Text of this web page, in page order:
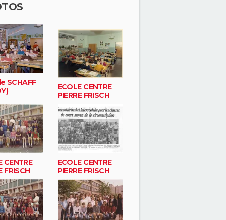
SCHAFF
ECOLE CENTRE
PIERRE FRISCH
CENTRE
FRISCH
ECOLE CENTRE
PIERRE FRISCH